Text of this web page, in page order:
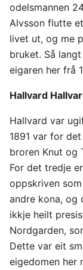
odelsmannen
Alvsson flutte
livet ut, og me
bruket. Så
eigaren her frå
Hallvard
Hallvard var
1891 var for
broren Knut og
For det tredje
oppskriven
andre kona, og
ikkje heilt
Nordgarden,
Dette var eit
eigedomen her